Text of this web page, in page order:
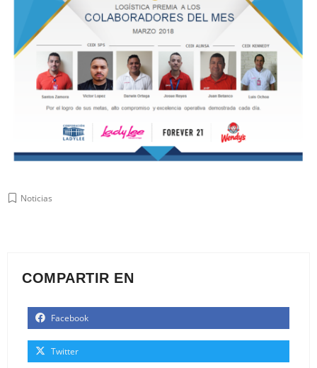
Noticias
COMPARTIR EN
Facebook
Twitter